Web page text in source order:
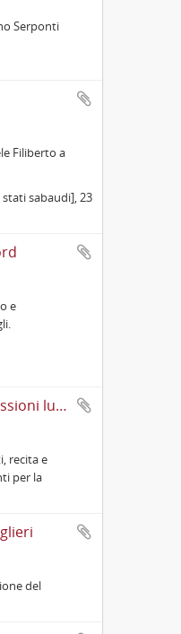
Serponti
Filiberto a
sabaudi], 23
e
Libro in quale si descrivono tutti li Signori laureati in Medicina et delle admissioni luoro in collegio et altri ordinati d'esso illustrissimo et eccellentissimo Collegio dei signori medici di questa Città tenuto da me Gio. Michel Gibellino dei signori Causidici Collegiati nell'eccellentissimo Senato come secretaro d'esso Collegio
recita e
per la
del